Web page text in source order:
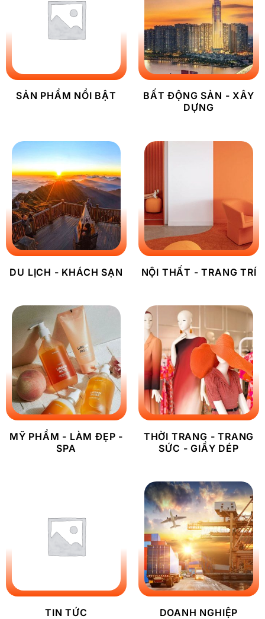
SẢN PHẨM NỔI BẬT
BẤT ĐỘNG SẢN - XÂY
DỰNG
DU LỊCH - KHÁCH SẠN NỘI THẤT - TRANG TRÍ
MỸ PHẨM - LÀM ĐẸP -
SPA
THỜI TRANG - TRANG
SỨC - GIẦY DÉP
TIN TỨC DOANH NGHIỆP